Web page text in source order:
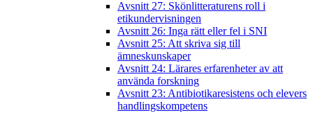
Avsnitt 27: Skönlitteraturens roll i
etikundervisningen
Avsnitt 26: Inga rätt eller fel i SNI
Avsnitt 25: Att skriva sig till
ämneskunskaper
Avsnitt 24: Lärares erfarenheter av att
använda forskning
Avsnitt 23: Antibiotikaresistens och elevers
handlingskompetens